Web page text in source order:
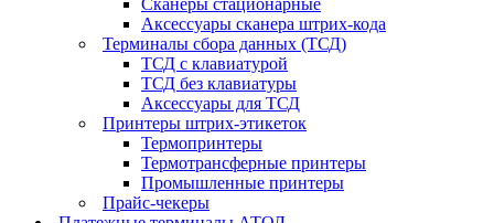
Сканеры стационарные
Аксессуары сканера штрих-кода
Терминалы сбора данных (ТСД)
ТСД с клавиатурой
ТСД без клавиатуры
Аксессуары для ТСД
Принтеры штрих-этикеток
Термопринтеры
Термотрансферные принтеры
Промышленные принтеры
Прайс-чекеры